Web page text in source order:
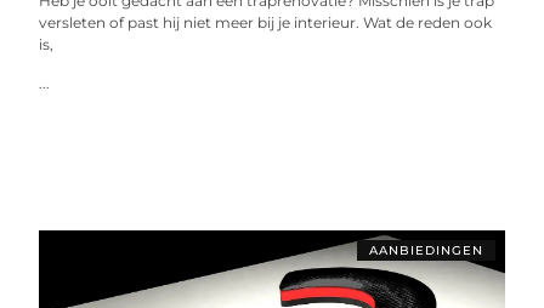
versleten of past hij niet meer bij je interieur. Wat de reden ook
is,
...
AANBIEDINGEN